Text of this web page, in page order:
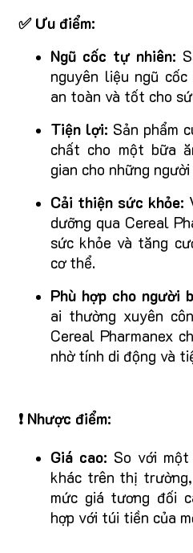
✅ Ưu điểm:
Ngũ cốc tự nhiên:
nguyên liệu ngũ
an toàn và tốt cho
Tiện lợi: Sản phẩm
chất cho một bữa
gian cho những
Cải thiện sức khỏe:
dưỡng qua Cereal
sức khỏe và tăng
cơ thể.
Phù hợp cho người
ai thường xuyên
Cereal Pharmanex
nhờ tính di động và
❗ Nhược điểm:
Giá cao: So với
khác trên thị
mức giá tương đối
hợp với túi tiền của